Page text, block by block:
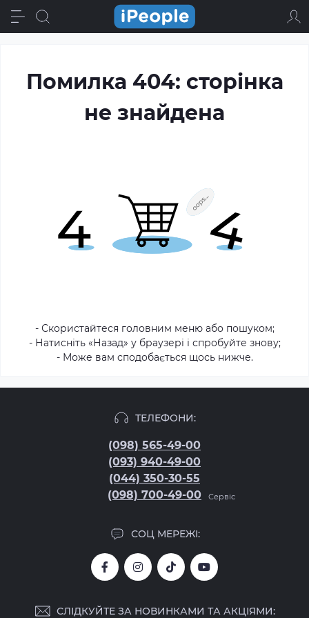
Помилка 404: сторінка
не знайдена
- Скористайтеся головним меню або пошуком;
- Натисніть «Назад» у браузері і спробуйте знову;
- Може вам сподобається щось нижче.
ТЕЛЕФОНИ:
(098) 565-49-00
(093) 940-49-00
(044) 350-30-55
(098) 700-49-00
Сервіс
СОЦ МЕРЕЖІ:
СЛІДКУЙТЕ ЗА НОВИНКАМИ ТА АКЦІЯМИ: